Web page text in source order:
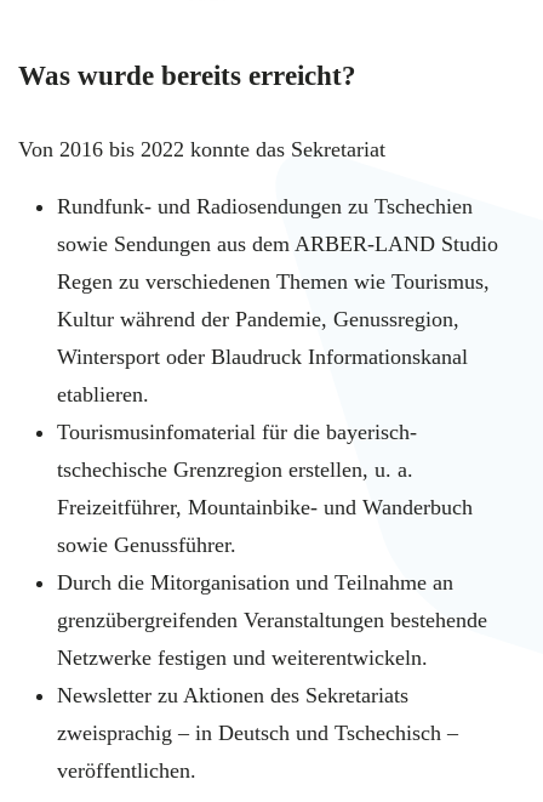
Was wurde bereits erreicht?
Von 2016 bis 2022 konnte das Sekretariat
Rundfunk- und Radiosendungen zu Tschechien
sowie Sendungen aus dem ARBER-LAND Studio
Regen zu verschiedenen Themen wie Tourismus,
Kultur während der Pandemie, Genussregion,
Wintersport oder Blaudruck Informationskanal
etablieren.
Tourismusinfomaterial für die bayerisch-
tschechische Grenzregion erstellen, u. a.
Freizeitführer, Mountainbike- und Wanderbuch
sowie Genussführer.
Durch die Mitorganisation und Teilnahme an
grenzübergreifenden Veranstaltungen bestehende
Netzwerke festigen und weiterentwickeln.
Newsletter zu Aktionen des Sekretariats
zweisprachig – in Deutsch und Tschechisch –
veröffentlichen.